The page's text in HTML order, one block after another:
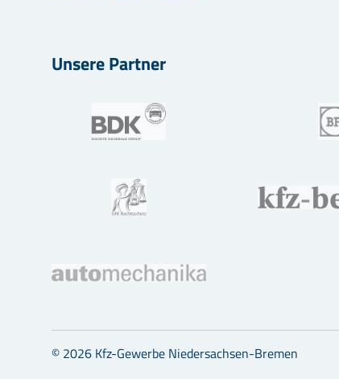
Unsere Partner
© 2026 Kfz-Gewerbe Niedersachsen-Bremen